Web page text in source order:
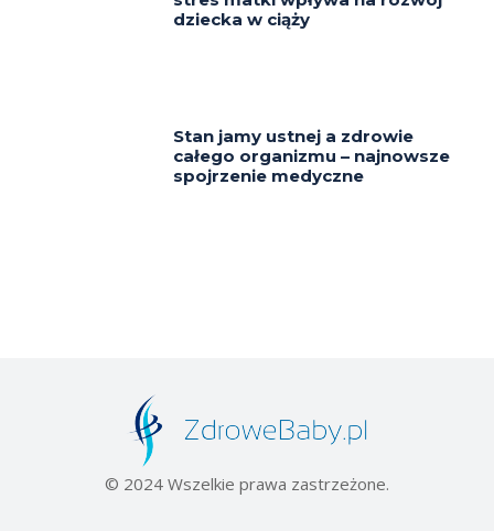
dziecka w ciąży
Stan jamy ustnej a zdrowie
całego organizmu – najnowsze
spojrzenie medyczne
© 2024 Wszelkie prawa zastrzeżone.